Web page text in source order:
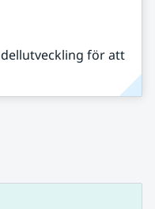
för att